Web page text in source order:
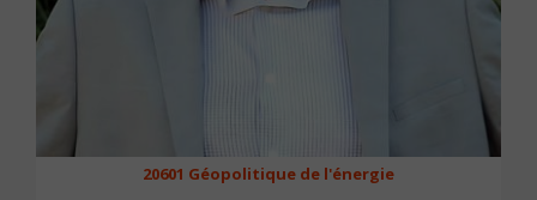
20601 Géopolitique de l'énergie